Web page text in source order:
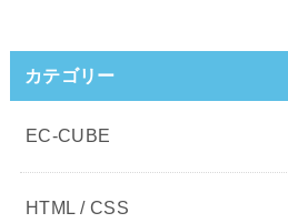
カテゴリー
EC-CUBE
HTML / CSS